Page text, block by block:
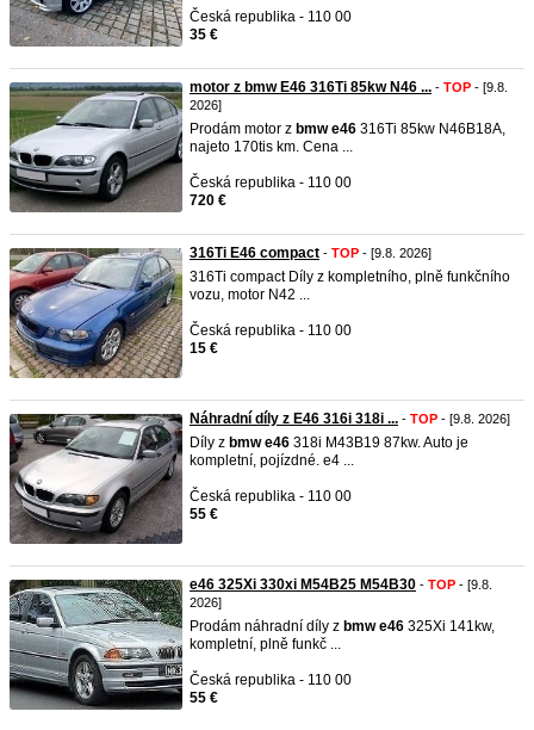
Česká republika - 110 00
35 €
motor z bmw E46 316Ti 85kw N46 ... - TOP - [9.8.
2026]
Prodám motor z bmw e46 316Ti 85kw N46B18A,
najeto 170tis km. Cena ...
Česká republika - 110 00
720 €
316Ti E46 compact - TOP - [9.8. 2026]
316Ti compact Díly z kompletního, plně funkčního
vozu, motor N42 ...
Česká republika - 110 00
15 €
Náhradní díly z E46 316i 318i ... - TOP - [9.8. 2026]
Díly z bmw e46 318i M43B19 87kw. Auto je
kompletní, pojízdné. e4 ...
Česká republika - 110 00
55 €
e46 325Xi 330xi M54B25 M54B30 - TOP - [9.8.
2026]
Prodám náhradní díly z bmw e46 325Xi 141kw,
kompletní, plně funkč ...
Česká republika - 110 00
55 €